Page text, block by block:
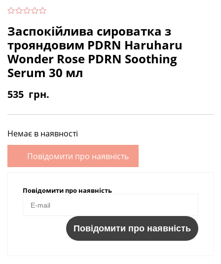
Заспокійлива сироватка з
трояндовим PDRN Haruharu
Wonder Rose PDRN Soothing
Serum 30 мл
535 грн.
Немає в наявності
Повідомити про наявність
Повідомити про наявність
Повідомити про наявність